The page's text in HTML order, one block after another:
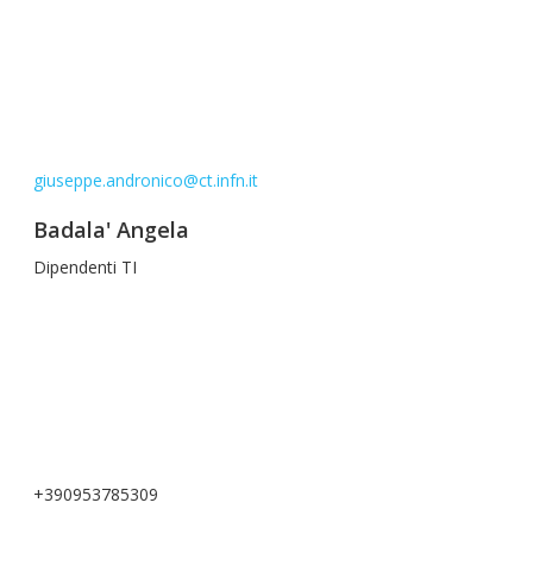
giuseppe.andronico@ct.infn.it
Badala' Angela
Dipendenti TI
+390953785309